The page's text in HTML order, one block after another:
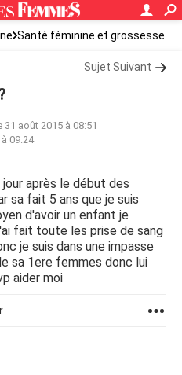
Santé féminine et grossesse
Sujet Suivant
31 août 2015 à 08:51
09:24
après le début des
sa fait 5 ans que je suis
d'avoir un enfant je
fait toute les prise de sang
je suis dans une impasse
sa 1ere femmes donc lui
aider moi